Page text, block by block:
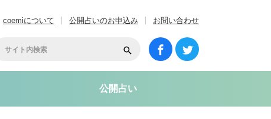
coemiについて 公開占いのお申込み お問い合わせ
公開占い